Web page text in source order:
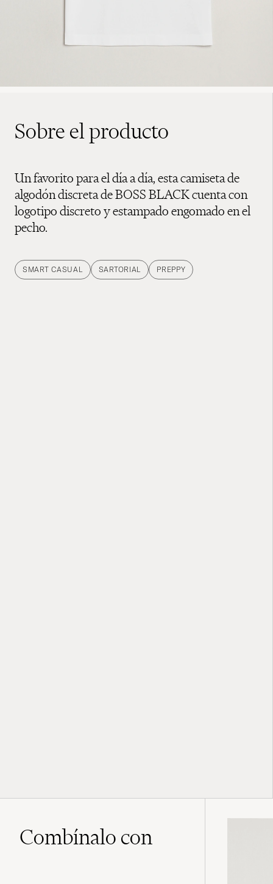
Sobre el producto
Un favorito para el día a día, esta camiseta de
algodón discreta de BOSS BLACK cuenta con
logotipo discreto y estampado engomado en el
pecho.
SMART CASUAL SARTORIAL PREPPY
Combínalo con